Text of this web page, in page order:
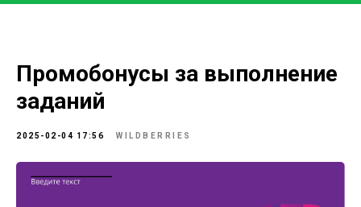
Промобонусы за выполнение
заданий
2025-02-04 17:56 WILDBERRIES